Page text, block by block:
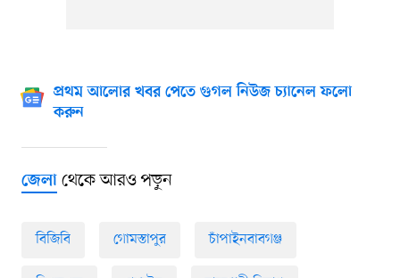
প্রথম আলোর খবর পেতে গুগল নিউজ চ্যানেল ফলো
করুন
জেলাথেকে আরও পড়ুন
বিজিবি গোমস্তাপুর চাঁপাইনবাবগঞ্জ